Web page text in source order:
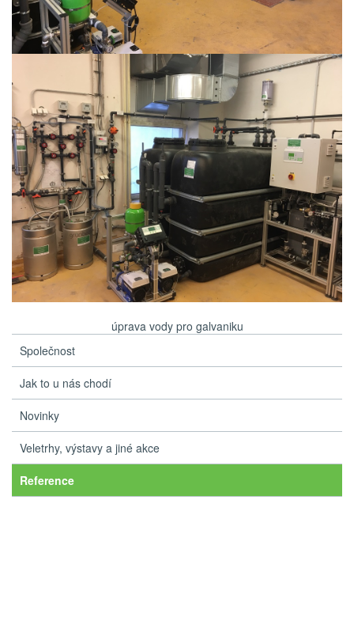
úprava vody pro galvaniku
Společnost
Jak to u nás chodí
Novinky
Veletrhy, výstavy a jiné akce
Reference